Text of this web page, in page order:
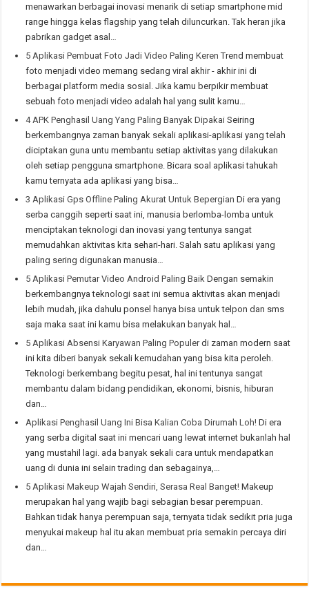
menawarkan berbagai inovasi menarik di setiap smartphone mid
range hingga kelas flagship yang telah diluncurkan. Tak heran jika
pabrikan gadget asal…
5 Aplikasi Pembuat Foto Jadi Video Paling Keren Trend membuat
foto menjadi video memang sedang viral akhir - akhir ini di
berbagai platform media sosial. Jika kamu berpikir membuat
sebuah foto menjadi video adalah hal yang sulit kamu…
4 APK Penghasil Uang Yang Paling Banyak Dipakai Seiring
berkembangnya zaman banyak sekali aplikasi-aplikasi yang telah
diciptakan guna untu membantu setiap aktivitas yang dilakukan
oleh setiap pengguna smartphone. Bicara soal aplikasi tahukah
kamu ternyata ada aplikasi yang bisa…
3 Aplikasi Gps Offline Paling Akurat Untuk Bepergian Di era yang
serba canggih seperti saat ini, manusia berlomba-lomba untuk
menciptakan teknologi dan inovasi yang tentunya sangat
memudahkan aktivitas kita sehari-hari. Salah satu aplikasi yang
paling sering digunakan manusia…
5 Aplikasi Pemutar Video Android Paling Baik Dengan semakin
berkembangnya teknologi saat ini semua aktivitas akan menjadi
lebih mudah, jika dahulu ponsel hanya bisa untuk telpon dan sms
saja maka saat ini kamu bisa melakukan banyak hal…
5 Aplikasi Absensi Karyawan Paling Populerdi zaman modern saat
ini kita diberi banyak sekali kemudahan yang bisa kita peroleh.
Teknologi berkembang begitu pesat, hal ini tentunya sangat
membantu dalam bidang pendidikan, ekonomi, bisnis, hiburan
dan…
Aplikasi Penghasil Uang Ini Bisa Kalian Coba Dirumah Loh! Di era
yang serba digital saat ini mencari uang lewat internet bukanlah hal
yang mustahil lagi. ada banyak sekali cara untuk mendapatkan
uang di dunia ini selain trading dan sebagainya,…
5 Aplikasi Makeup Wajah Sendiri, Serasa Real Banget! Makeup
merupakan hal yang wajib bagi sebagian besar perempuan.
Bahkan tidak hanya perempuan saja, ternyata tidak sedikit pria juga
menyukai makeup hal itu akan membuat pria semakin percaya diri
dan…